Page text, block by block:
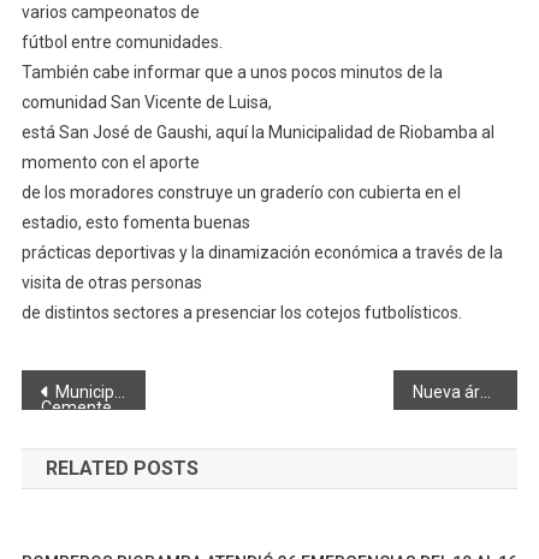
varios campeonatos de
fútbol entre comunidades.
También cabe informar que a unos pocos minutos de la
comunidad San Vicente de Luisa,
está San José de Gaushi, aquí la Municipalidad de Riobamba al
momento con el aporte
de los moradores construye un graderío con cubierta en el
estadio, esto fomenta buenas
prácticas deportivas y la dinamización económica a través de la
visita de otras personas
de distintos sectores a presenciar los cotejos futbolísticos.
Navegación
de
entradas
Municipio de Riobamba construye nuevo cuerpo de bóvedas en el
Cementerio de Yaruquíes
RELATED POSTS